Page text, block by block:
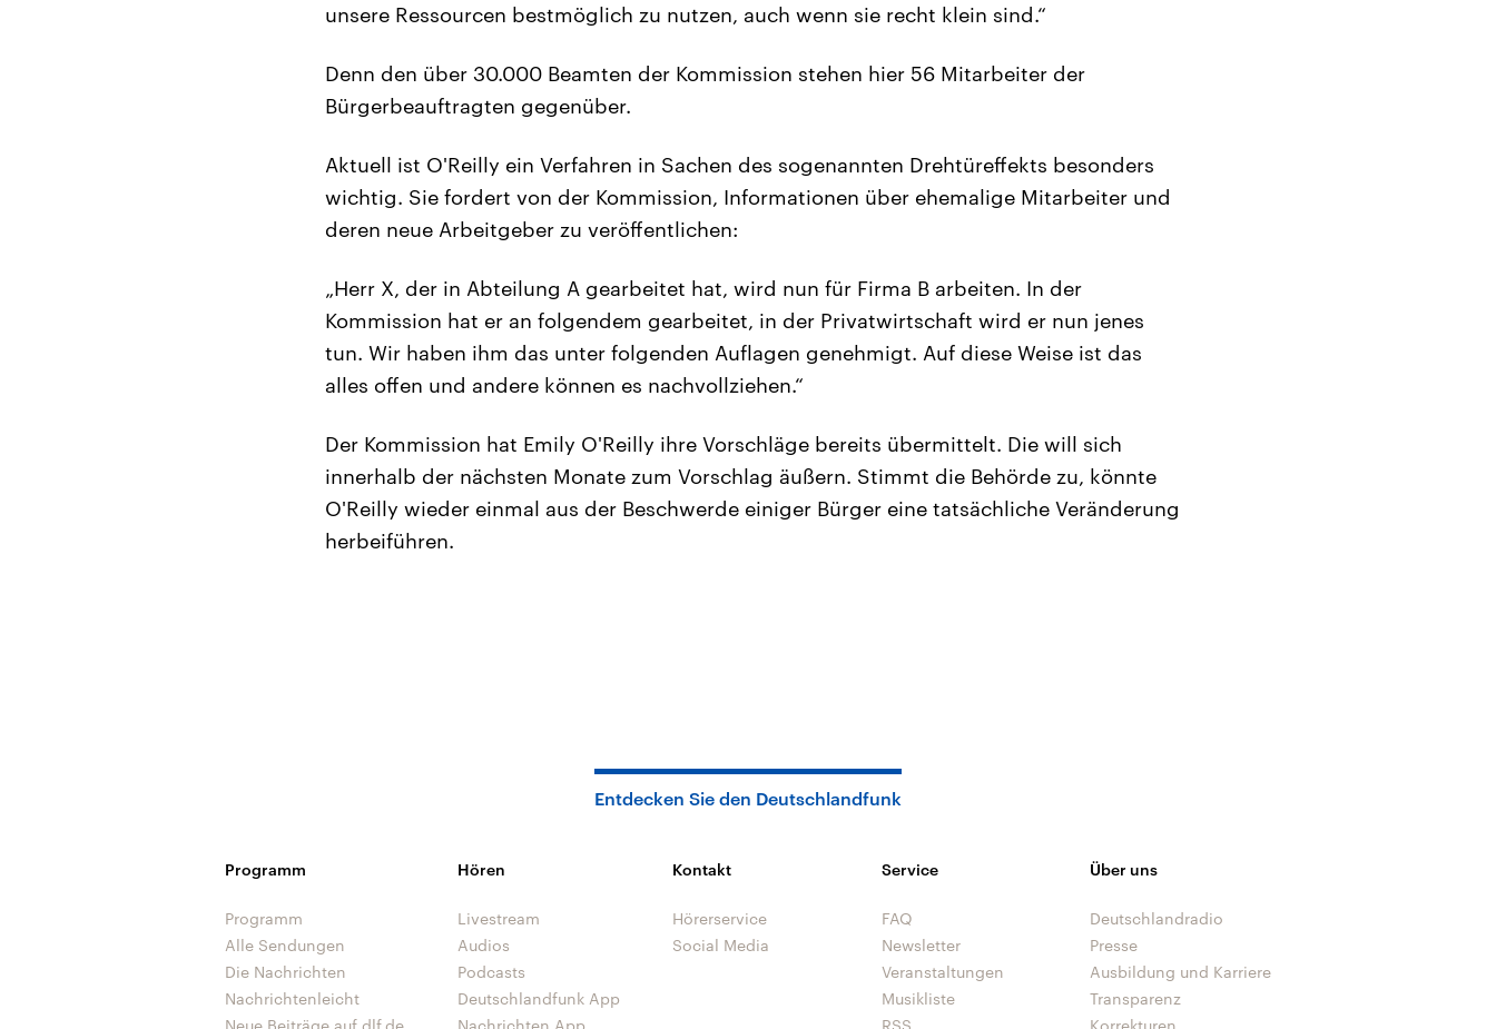
unsere Ressourcen bestmöglich zu nutzen, auch wenn sie recht klein sind.“
Denn den über 30.000 Beamten der Kommission stehen hier 56 Mitarbeiter der
Bürgerbeauftragten gegenüber.
Aktuell ist O'Reilly ein Verfahren in Sachen des sogenannten Drehtüreffekts besonders
wichtig. Sie fordert von der Kommission, Informationen über ehemalige Mitarbeiter und
deren neue Arbeitgeber zu veröffentlichen:
„Herr X, der in Abteilung A gearbeitet hat, wird nun für Firma B arbeiten. In der
Kommission hat er an folgendem gearbeitet, in der Privatwirtschaft wird er nun jenes
tun. Wir haben ihm das unter folgenden Auflagen genehmigt. Auf diese Weise ist das
alles offen und andere können es nachvollziehen.“
Der Kommission hat Emily O'Reilly ihre Vorschläge bereits übermittelt. Die will sich
innerhalb der nächsten Monate zum Vorschlag äußern. Stimmt die Behörde zu, könnte
O'Reilly wieder einmal aus der Beschwerde einiger Bürger eine tatsächliche Veränderung
herbeiführen.
Entdecken Sie den Deutschlandfunk
Programm
Programm
Alle Sendungen
Die Nachrichten
Nachrichtenleicht
Neue Beiträge auf dlf.de
Hören
Livestream
Audios
Podcasts
Deutschlandfunk App
Nachrichten App
Kontakt
Hörerservice
Social Media
Service
FAQ
Newsletter
Veranstaltungen
Musikliste
RSS
Über uns
Deutschlandradio
Presse
Ausbildung und Karriere
Transparenz
Korrekturen